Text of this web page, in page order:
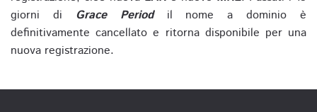
giorni di Grace Periodil nome a dominio è
definitivamente cancellato e ritorna disponibile per una
nuova registrazione.